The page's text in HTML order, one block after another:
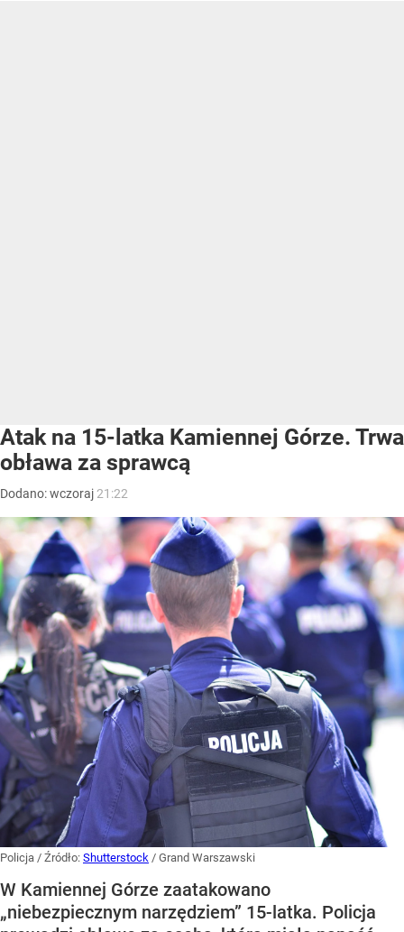
Atak na 15-latka Kamiennej Górze. Trwa
obława za sprawcą
Dodano:wczoraj 21:22
Policja / Źródło: Shutterstock / Grand Warszawski
W Kamiennej Górze zaatakowano
„niebezpiecznym narzędziem” 15-latka. Policja